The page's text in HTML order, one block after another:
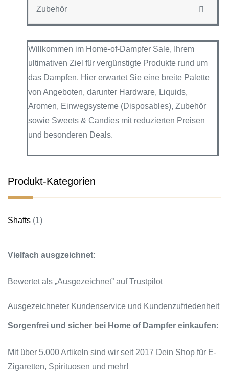
Zubehör
Willkommen im Home-of-Dampfer Sale, Ihrem
ultimativen Ziel für vergünstigte Produkte rund um
das Dampfen. Hier erwartet Sie eine breite Palette
von Angeboten, darunter Hardware, Liquids,
Aromen, Einwegsysteme (Disposables), Zubehör
sowie Sweets & Candies mit reduzierten Preisen
und besonderen Deals.
Produkt-Kategorien
Shafts (1)
Vielfach ausgzeichnet:
Bewertet als „Ausgezeichnet” auf Trustpilot
Ausgezeichneter Kundenservice und Kundenzufriedenheit
Sorgenfrei und sicher bei Home of Dampfer einkaufen:
Mit über 5.000 Artikeln sind wir seit 2017 Dein Shop für E-
Zigaretten, Spirituosen und mehr!